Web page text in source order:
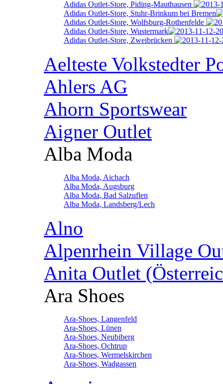
Adidas Outlet-Store, Piding-Mauthausen
Adidas Outlet-Store, Stuhr-Brinkum bei Bremen
Adidas Outlet-Store, Wolfsburg-Rothenfelde
Adidas Outlet-Store, Wustermark
Adidas Outlet-Store, Zweibrücken
Aelteste Volkstedter
Ahlers AG
Ahorn Sportswear
Aigner Outlet
Alba Moda
Alba Moda, Aichach
Alba Moda, Augsburg
Alba Moda, Bad Salzuflen
Alba Moda, Landsberg/Lech
Alno
Alpenrhein Village
Anita Outlet
Ara Shoes
Ara-Shoes, Langenfeld
Ara-Shoes, Lünen
Ara-Shoes, Neubiberg
Ara-Shoes, Ochtrup
Ara-Shoes, Wermelskirchen
Ara-Shoes, Wadgassen